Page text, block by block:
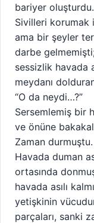
bariyer oluşturdu.
Sivilleri korumak
ama bir şeyler
darbe
sessizlik havada
meydanı
“O da neydi…?”
Sersemlemiş bir
ve önüne
Zaman
Havada duman
ortasında
havada asılı
yetişkinin
parçaları, sanki